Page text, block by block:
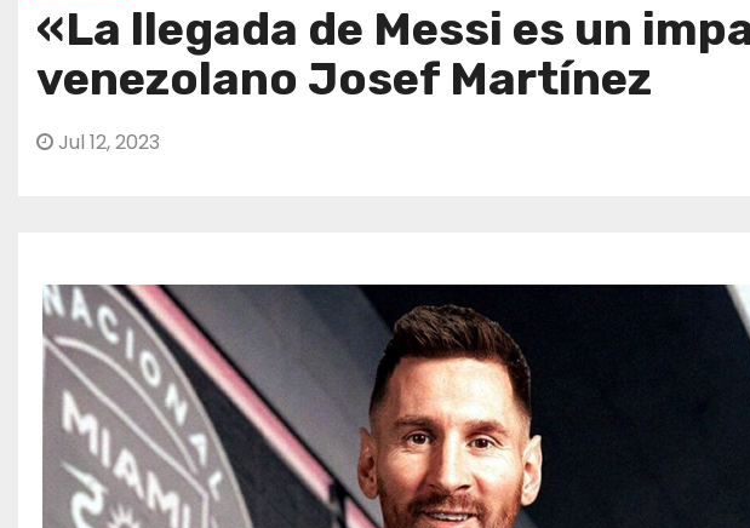
«La llegada de Messi es un
venezolano Josef Martínez
Jul 12, 2023